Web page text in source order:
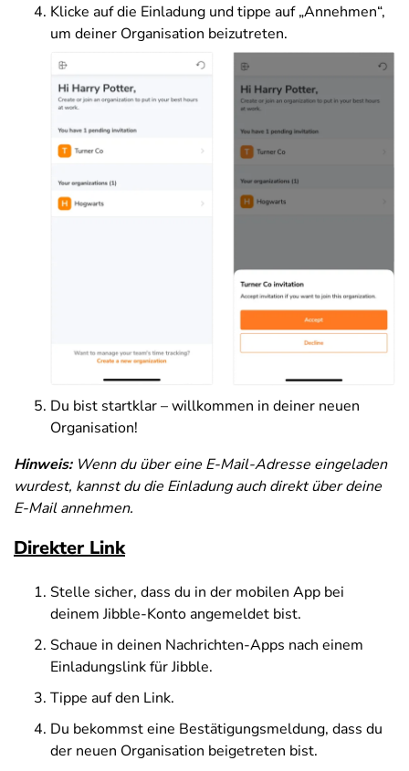
Klicke auf die Einladung und tippe auf „Annehmen“,
um deiner Organisation beizutreten.
Du bist startklar – willkommen in deiner neuen
Organisation!
Hinweis: Wenn du über eine E-Mail-Adresse eingeladen
wurdest, kannst du die Einladung auch direkt über deine
E-Mail annehmen.
Direkter Link
Stelle sicher, dass du in der mobilen App bei
deinem Jibble-Konto angemeldet bist.
Schaue in deinen Nachrichten-Apps nach einem
Einladungslink für Jibble.
Tippe auf den Link.
Du bekommst eine Bestätigungsmeldung, dass du
der neuen Organisation beigetreten bist.